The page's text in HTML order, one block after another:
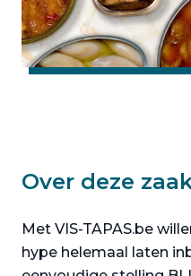
Over deze
Met VIS-TAPAS.be
hype helemaal laten